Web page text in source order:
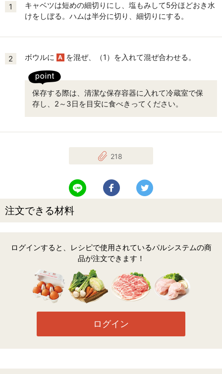
1
キャベツは短めの細切りにし、塩もみして5分ほどおき水
けをしぼる。ハムは半分に切り、細切りにする。
2 ボウルに A を混ぜ、（1）を入れて混ぜ合わせる。
保存する際は、清潔な保存容器に入れて冷蔵室で保
存し、2～3日を目安に食べきってください。
218
LINEで送る Facebookでシェアする
注文できる材料
ログインすると、レシピで使用されているパルシステムの商
品が注文できます！
ログイン